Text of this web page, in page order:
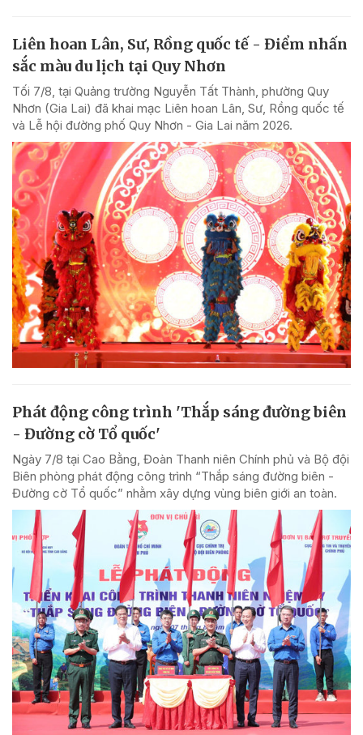
Liên hoan Lân, Sư, Rồng quốc tế - Điểm nhấn
sắc màu du lịch tại Quy Nhơn
Tối 7/8, tại Quảng trường Nguyễn Tất Thành, phường Quy
Nhơn (Gia Lai) đã khai mạc Liên hoan Lân, Sư, Rồng quốc tế
và Lễ hội đường phố Quy Nhơn - Gia Lai năm 2026.
Phát động công trình 'Thắp sáng đường biên
- Đường cờ Tổ quốc'
Ngày 7/8 tại Cao Bằng, Đoàn Thanh niên Chính phủ và Bộ đội
Biên phòng phát động công trình “Thắp sáng đường biên -
Đường cờ Tổ quốc” nhằm xây dựng vùng biên giới an toàn.